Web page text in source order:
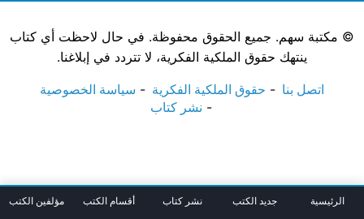
© مكتبة سهم. جميع الحقوق محفوظة. في حال لاحظت أي كتاب
ينتهك حقوق الملكية الفكرية، لا تتردد في إبلاغنا.
اتصل بنا حقوق الملكية الفكرية
سياسة الخصوصية
نشر كتاب
الرئيسية جديد الكتب نشر كتاب أقسام الكتب مؤلفين الكتب